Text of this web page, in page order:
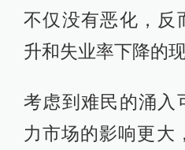
不仅没有恶化，反
升和失业率下降的现
考虑到难民的涌入
力市场的影响更大